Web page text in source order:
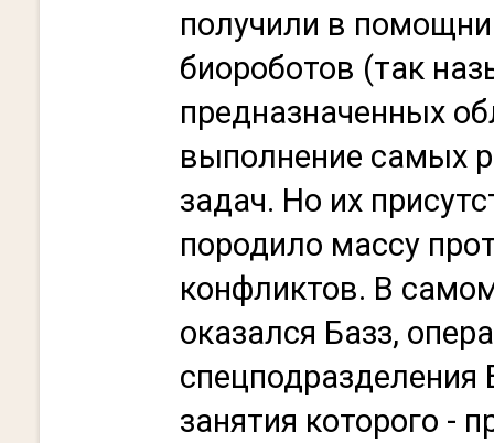
получили в
биороботов (так
предназначенных
выполнение самых
задач. Но их
породило массу
конфликтов. В
оказался Базз,
спецподразделения
занятия которого -